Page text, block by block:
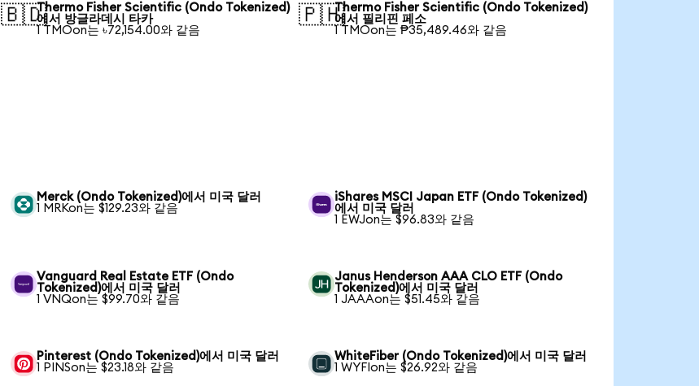
🇧🇩Thermo Fisher Scientific (Ondo Tokenized)
에서 방글라데시 타카
1 TMOon는 ৳72,154.00와 같음
🇵🇭Thermo Fisher Scientific (Ondo Tokenized)
에서 필리핀 페소
1 TMOon는 ₱35,489.46와 같음
Merck (Ondo Tokenized)에서 미국 달러
1 MRKon는 $129.23와 같음
iShares MSCI Japan ETF (Ondo Tokenized)
에서 미국 달러
1 EWJon는 $96.83와 같음
Vanguard Real Estate ETF (Ondo
Tokenized)에서 미국 달러
1 VNQon는 $99.70와 같음
Janus Henderson AAA CLO ETF (Ondo
Tokenized)에서 미국 달러
1 JAAAon는 $51.45와 같음
Pinterest (Ondo Tokenized)에서 미국 달러
1 PINSon는 $23.18와 같음
WhiteFiber (Ondo Tokenized)에서 미국 달러
1 WYFIon는 $26.92와 같음